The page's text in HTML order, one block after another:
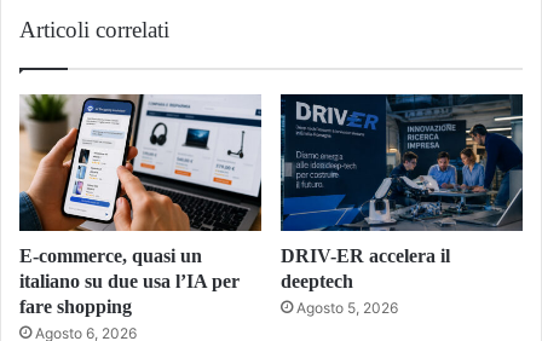
Articoli correlati
E-commerce, quasi un
italiano su due usa l’IA per
fare shopping
Agosto 6, 2026
DRIV-ER accelera il
deeptech
Agosto 5, 2026